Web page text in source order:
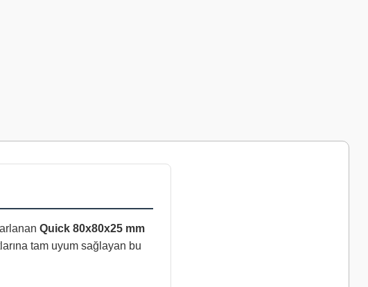
Quick 80x80x25 mm
tam uyum sağlayan bu